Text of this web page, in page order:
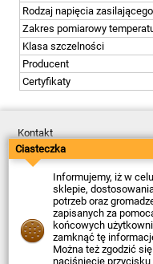
Rodzaj napięcia zasilającego
Zakres pomiarowy
Klasa szczelności
Producent
Certyfikaty
Kontakt
Dostawa
Płatność
Zwroty
Reklamacje
Regulamin
Polityka Prywatności
O Firmie
Data ostatniej aktualizacji:
© Firma Piekarz Sp. z o.o.
Ciasteczka
Informujemy, iż w
sklepie,
potrzeb oraz
zapisanych za
końcowych
zamknąć tę
Można też zgodzić
naciśnięcie przycisku